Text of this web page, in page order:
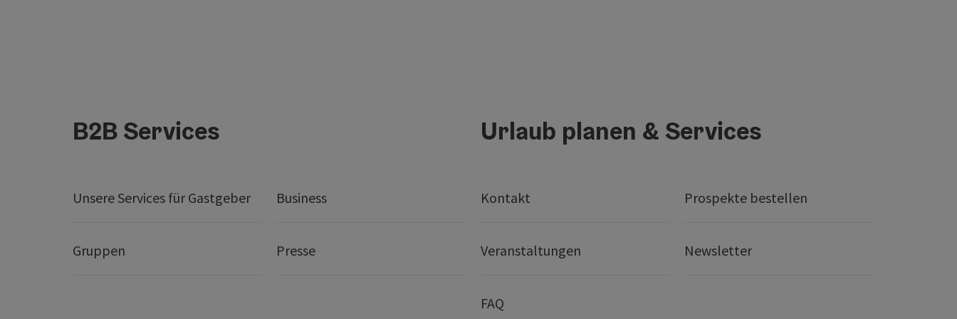
B2B Services
Unsere Services für Gastgeber Business
Gruppen Presse
Urlaub planen & Services
Kontakt Prospekte bestellen
Veranstaltungen Newsletter
FAQ